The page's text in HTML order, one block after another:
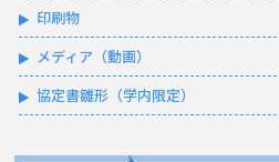
印刷物
メディア（動画）
協定書雛形（学内限定）